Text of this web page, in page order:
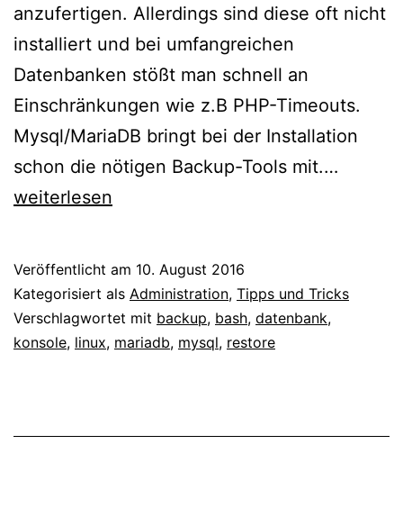
anzufertigen. Allerdings sind diese oft nicht
installiert und bei umfangreichen
Datenbanken stößt man schnell an
Einschränkungen wie z.B PHP-Timeouts.
Mysql/MariaDB bringt bei der Installation
schon die nötigen Backup-Tools mit.…
sichern
weiterlesen
Veröffentlicht am 10. August 2016
Kategorisiert als Administration, Tipps und Tricks
Verschlagwortet mit backup, bash, datenbank,
konsole, linux, mariadb, mysql, restore